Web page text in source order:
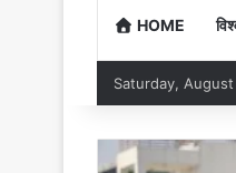
HOME
Saturday,